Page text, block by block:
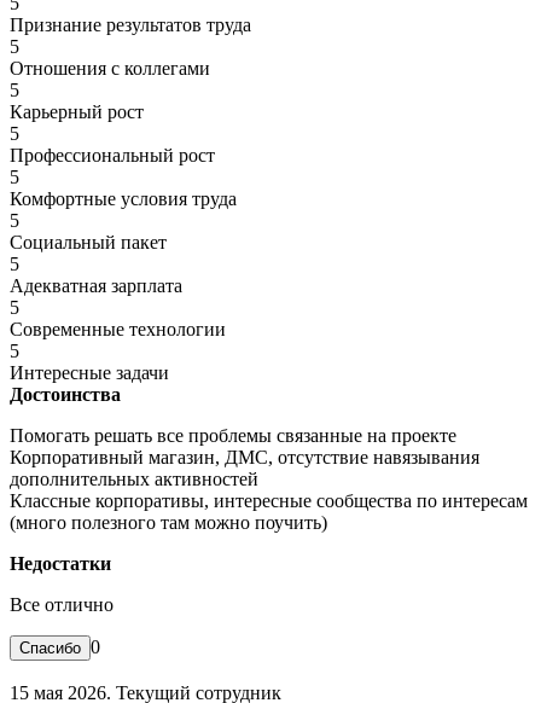
Признание результатов труда
5
Отношения с коллегами
5
Карьерный рост
5
Профессиональный рост
5
Комфортные условия труда
5
Социальный пакет
5
Адекватная зарплата
5
Современные технологии
5
Интересные задачи
Достоинства
Помогать решать все проблемы связанные на проекте
Корпоративный магазин, ДМС, отсутствие навязывания
дополнительных активностей
Классные корпоративы, интересные сообщества по интересам
(много полезного там можно поучить)
Недостатки
Все отлично
0
15 мая 2026. Текущий сотрудник